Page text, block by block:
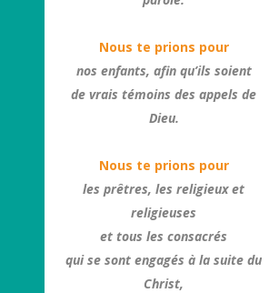
Nous te prions pour
nos enfants, afin qu’ils soient
de vrais témoins des appels de
Dieu.
Nous te prions pour
les prêtres, les religieux et
religieuses
et tous les consacrés
qui se sont engagés à la suite du
Christ,